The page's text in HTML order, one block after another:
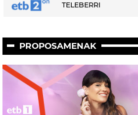
TELEBERRI
PROPOSAMENAK